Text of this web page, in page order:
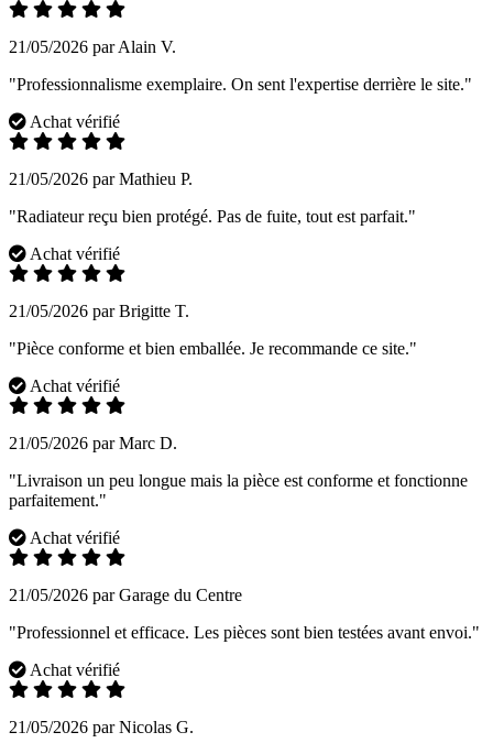
21/05/2026 par Alain V.
"Professionnalisme exemplaire. On sent l'expertise derrière le site."
Achat vérifié
21/05/2026 par Mathieu P.
"Radiateur reçu bien protégé. Pas de fuite, tout est parfait."
Achat vérifié
21/05/2026 par Brigitte T.
"Pièce conforme et bien emballée. Je recommande ce site."
Achat vérifié
21/05/2026 par Marc D.
"Livraison un peu longue mais la pièce est conforme et fonctionne
parfaitement."
Achat vérifié
21/05/2026 par Garage du Centre
"Professionnel et efficace. Les pièces sont bien testées avant envoi."
Achat vérifié
21/05/2026 par Nicolas G.